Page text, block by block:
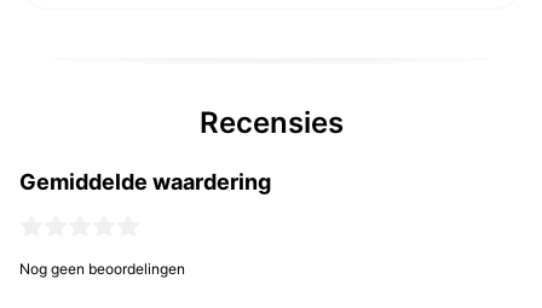
Recensies
Gemiddelde waardering
Nog geen beoordelingen